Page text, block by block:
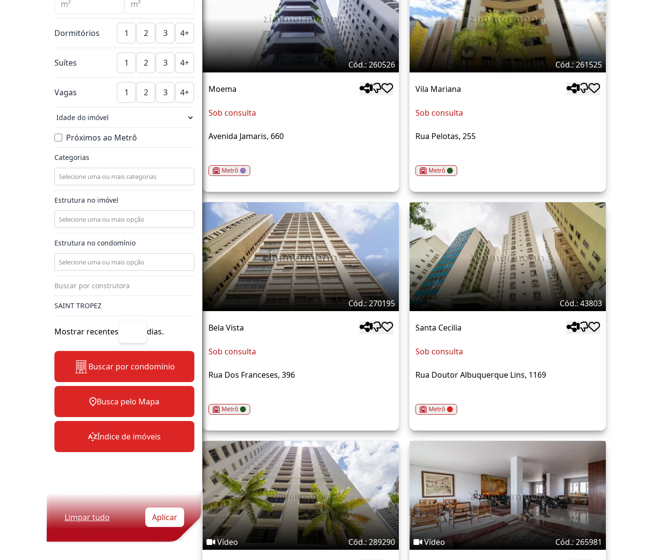
Dormitórios 1 2 3 4+
Suítes 1 2 3 4+
Vagas 1 2 3 4+
Próximos ao Metrô
Categorias
Estrutura no imóvel
Estrutura no condomínio
Mostrar recentes dias.
Buscar por condomínio
Busca pelo Mapa
Índice de imóveis
Limpar tudo Aplicar
Cód.: 260526
Moema
Sob consulta
Avenida Jamaris, 660
Metrô
Cód.: 261525
Vila Mariana
Sob consulta
Rua Pelotas, 255
Metrô
Cód.: 270195
Bela Vista
Sob consulta
Rua Dos Franceses, 396
Metrô
Cód.: 43803
Santa Cecilia
Sob consulta
Rua Doutor Albuquerque Lins, 1169
Metrô
Vídeo Cód.: 289290 Vídeo Cód.: 265981